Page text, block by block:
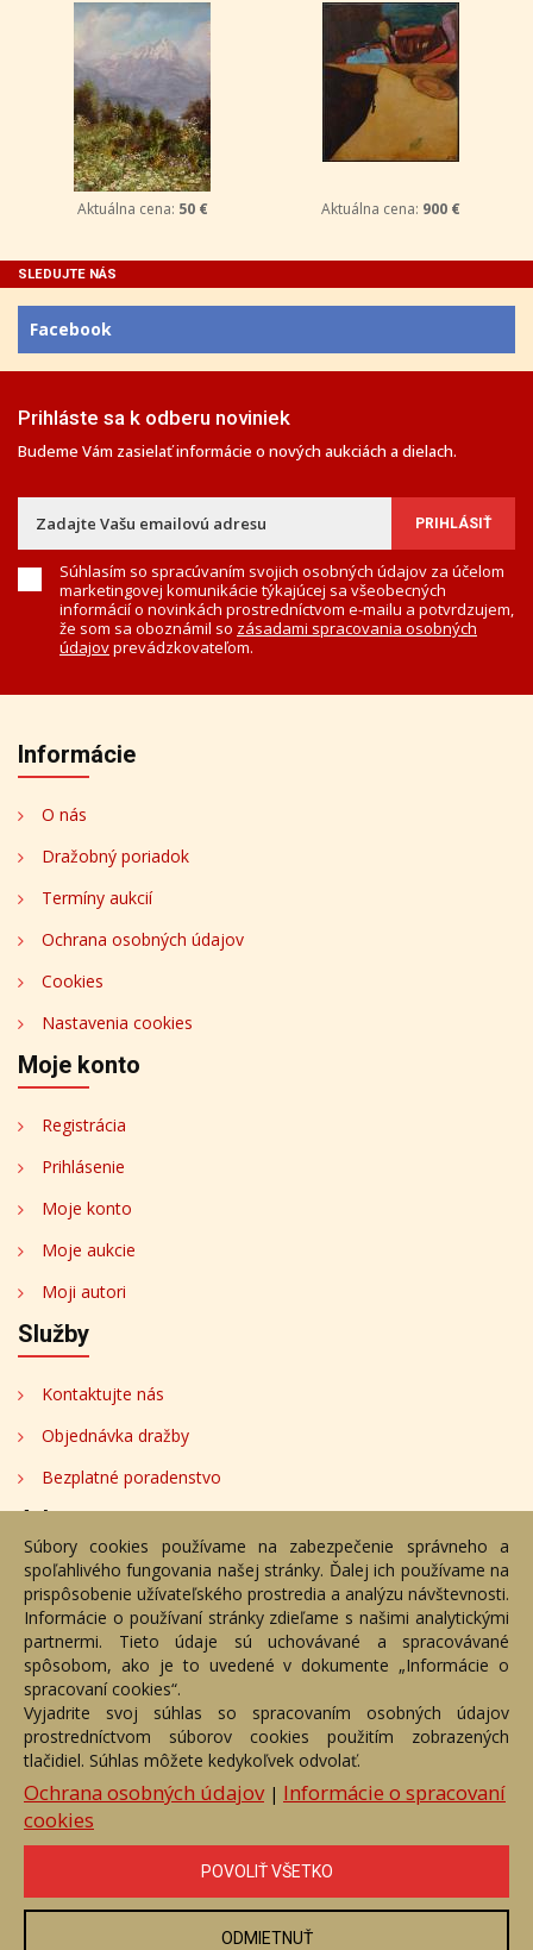
Aktuálna cena: 50 € Aktuálna cena: 900 €
SLEDUJTE NÁS
Facebook
Prihláste sa k odberu noviniek
Budeme Vám zasielať informácie o nových aukciách a dielach.
Súhlasím so spracúvaním svojich osobných údajov za účelom
marketingovej komunikácie týkajúcej sa všeobecných
informácií o novinkách prostredníctvom e-mailu a potvrdzujem,
že som sa oboznámil so zásadami spracovania osobných
údajovprevádzkovateľom.
Informácie
O nás
Dražobný poriadok
Termíny aukcií
Ochrana osobných údajov
Cookies
Nastavenia cookies
Moje konto
Registrácia
Prihlásenie
Moje konto
Moje aukcie
Moji autori
Služby
Kontaktujte nás
Objednávka dražby
Bezplatné poradenstvo
Adresa
Nižný Hrušov 333, 094 22, Slovenská republika
+421 905 356 921
+421 905 959 101
dartesro@dartesro.sk
Hlavná stránka Aukčný katalóg
Objednávka dražby
Termíny aukcií
Online Aukcia
DARTE AUKČNÁ SPOLOČNOSŤ s.r.o. © 2007 - 2026
Akékoľvek používanie obrazových a textových súčastí tejto stránky je
podmienené výslovným súhlasom jej vlastníka. Všetky práva sú
vyhradené.
Súbory cookies používame na zabezpečenie správneho a
spoľahlivého fungovania našej stránky. Ďalej ich používame na
prispôsobenie užívateľského prostredia a analýzu návštevnosti.
Informácie o používaní stránky zdieľame s našimi analytickými
partnermi. Tieto údaje sú uchovávané a spracovávané
spôsobom, ako je to uvedené v dokumente „Informácie o
spracovaní cookies“.
Vyjadrite svoj súhlas so spracovaním osobných údajov
prostredníctvom súborov cookies použitím zobrazených
tlačidiel. Súhlas môžete kedykoľvek odvolať.
Ochrana osobných údajov| Informácie o spracovaní
cookies
POVOLIŤ VŠETKO
ODMIETNUŤ